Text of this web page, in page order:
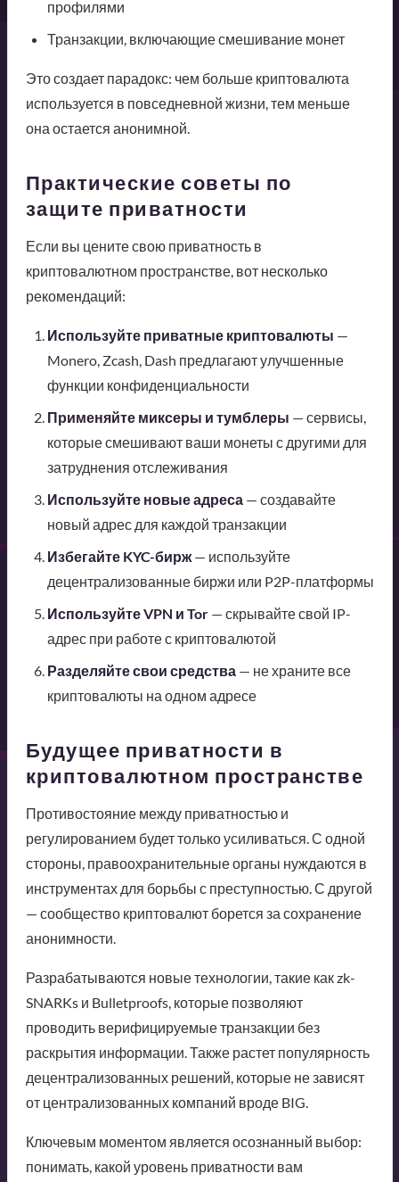
профилями
Транзакции, включающие смешивание монет
Это создает парадокс: чем больше криптовалюта
используется в повседневной жизни, тем меньше
она остается анонимной.
Практические советы по
защите приватности
Если вы цените свою приватность в
криптовалютном пространстве, вот несколько
рекомендаций:
Используйте приватные криптовалюты —
Monero, Zcash, Dash предлагают улучшенные
функции конфиденциальности
Применяйте миксеры и тумблеры — сервисы,
которые смешивают ваши монеты с другими для
затруднения отслеживания
Используйте новые адреса— создавайте
новый адрес для каждой транзакции
Избегайте KYC-бирж— используйте
децентрализованные биржи или P2P-платформы
Используйте VPN и Tor— скрывайте свой IP-
адрес при работе с криптовалютой
Разделяйте свои средства— не храните все
криптовалюты на одном адресе
Будущее приватности в
криптовалютном пространстве
Противостояние между приватностью и
регулированием будет только усиливаться. С одной
стороны, правоохранительные органы нуждаются в
инструментах для борьбы с преступностью. С другой
— сообщество криптовалют борется за сохранение
анонимности.
Разрабатываются новые технологии, такие как zk-
SNARKs и Bulletproofs, которые позволяют
проводить верифицируемые транзакции без
раскрытия информации. Также растет популярность
децентрализованных решений, которые не зависят
от централизованных компаний вроде BIG.
Ключевым моментом является осознанный выбор:
понимать, какой уровень приватности вам